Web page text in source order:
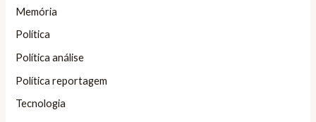
Memória
Política
Política análise
Política reportagem
Tecnologia